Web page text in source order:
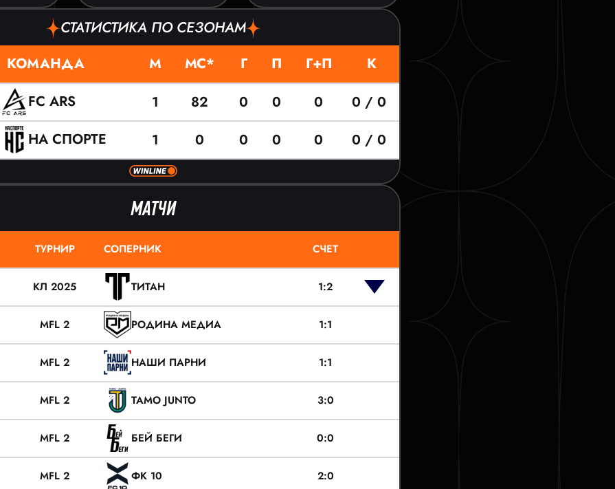
СТАТИСТИКА ПО СЕЗОНАМ
КОМАНДА М МС* Г П Г+П
К
FC ARS 1 82 0 0 0
0 / 0
НА СПОРТЕ 1 0 0 0 0 0 / 0
МАТЧИ
ТУРНИР СОПЕРНИК СЧЕТ
КЛ 2025 ТИТАН 1:2
MFL 2 РОДИНА МЕДИА 1:1
MFL 2 НАШИ ПАРНИ 1:1
MFL 2 TAMO JUNTO 3:0
MFL 2 БЕЙ БЕГИ 0:0
MFL 2 ФК 10 2:0